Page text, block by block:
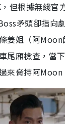
但根據無綫官
矛頭卻指向
姜姐（阿
尾廂檢查，當
來脅持阿Moon